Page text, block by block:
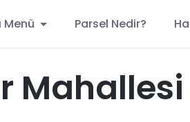
Menü Parsel Nedir?